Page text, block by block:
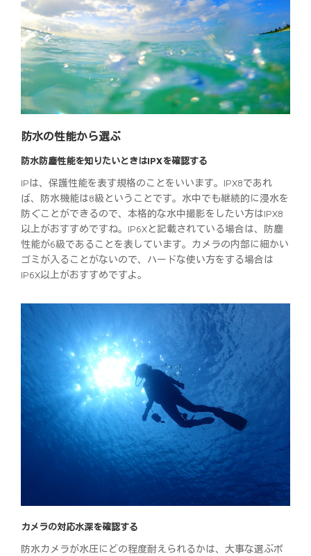
防水の性能から選ぶ
防水防塵性能を知りたいときはIPXを確認する
IPは、保護性能を表す規格のことをいいます。IPX8であれ
ば、防水機能は8級ということです。水中でも継続的に浸水を
防ぐことができるので、本格的な水中撮影をしたい方はIPX8
以上がおすすめですね。IP6Xと記載されている場合は、防塵
性能が6級であることを表しています。カメラの内部に細かい
ゴミが入ることがないので、ハードな使い方をする場合は
IP6X以上がおすすめですよ。
カメラの対応水深を確認する
防水カメラが水圧にどの程度耐えられるかは、大事な選ぶポ